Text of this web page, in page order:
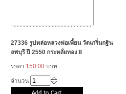
27336 รูปหล่อหลวงพ่อเพี้ยน วัดเกริ่นกฐิน
ลพบุรี ปี 2550 กระหลั่ยทอง 8
ราคา 150.00 บาท
จำนวน